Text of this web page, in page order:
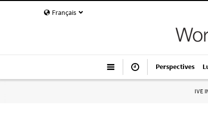
Français
Perspectives
IVE